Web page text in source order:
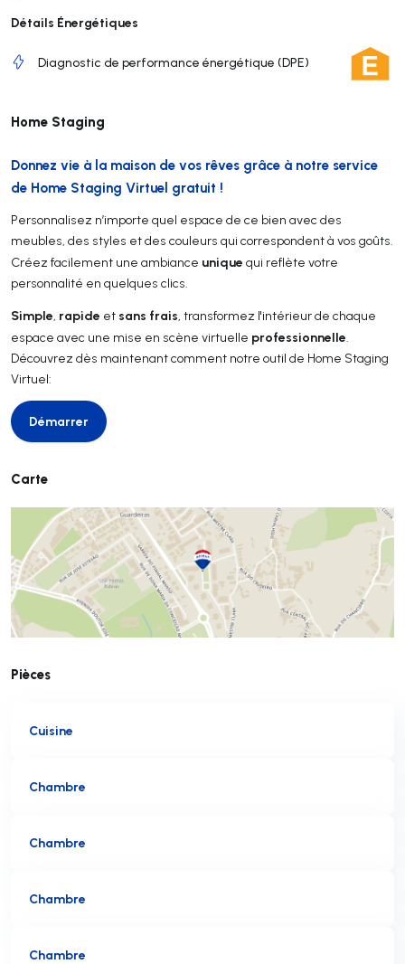
Détails Énergétiques
Diagnostic de performance énergétique (DPE)
Home Staging
Donnez vie à la maison de vos rêves grâce à notre service
de Home Staging Virtuel gratuit !
Personnalisez n’importe quel espace de ce bien avec des
meubles, des styles et des couleurs qui correspondent à vos goûts.
Créez facilement une ambiance unique qui reflète votre
personnalité en quelques clics.
Simple, rapide et sans frais, transformez l'intérieur de chaque
espace avec une mise en scène virtuelle professionnelle.
Découvrez dès maintenant comment notre outil de Home Staging
Virtuel:
Démarrer
Démarrer
Carte
Pièces
Cuisine
Chambre
Chambre
Chambre
Chambre